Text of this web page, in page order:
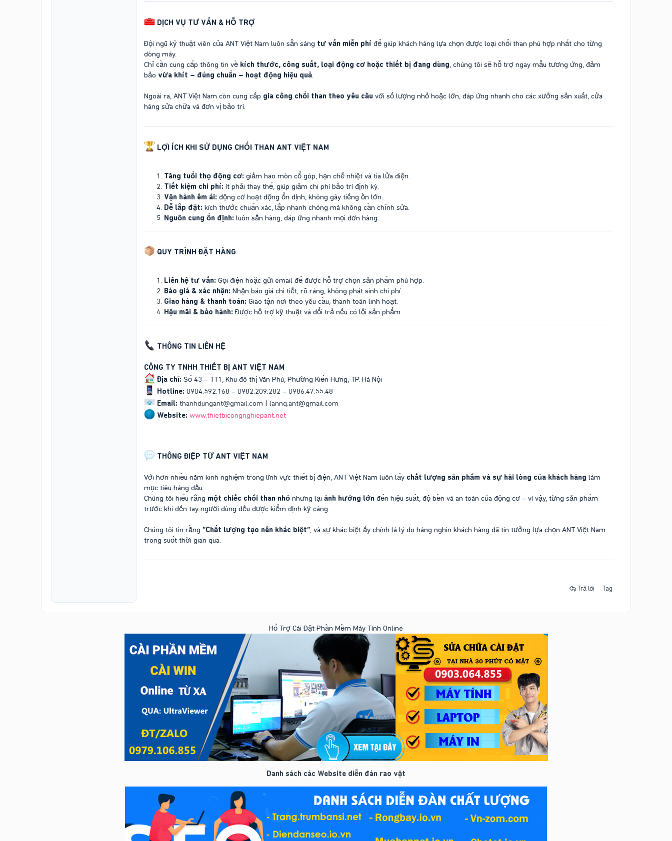
DỊCH VỤ TƯ VẤN & HỖ TRỢ
Đội ngũ kỹ thuật viên của ANT Việt Nam luôn sẵn sàng tư vấn miễn phí để giúp khách hàng lựa chọn được loại chổi than phù hợp nhất cho từng
dòng máy.
Chỉ cần cung cấp thông tin về kích thước, công suất, loại động cơ hoặc thiết bị đang dùng, chúng tôi sẽ hỗ trợ ngay mẫu tương ứng, đảm
bảo vừa khít – đúng chuẩn – hoạt động hiệu quả.
Ngoài ra, ANT Việt Nam còn cung cấp gia công chổi than theo yêu cầu với số lượng nhỏ hoặc lớn, đáp ứng nhanh cho các xưởng sản xuất, cửa
hàng sửa chữa và đơn vị bảo trì.
LỢI ÍCH KHI SỬ DỤNG CHỔI THAN ANT VIỆT NAM
Tăng tuổi thọ động cơ: giảm hao mòn cổ góp, hạn chế nhiệt và tia lửa điện.
Tiết kiệm chi phí: ít phải thay thế, giúp giảm chi phí bảo trì định kỳ.
Vận hành êm ái: động cơ hoạt động ổn định, không gây tiếng ồn lớn.
Dễ lắp đặt: kích thước chuẩn xác, lắp nhanh chóng mà không cần chỉnh sửa.
Nguồn cung ổn định: luôn sẵn hàng, đáp ứng nhanh mọi đơn hàng.
QUY TRÌNH ĐẶT HÀNG
Liên hệ tư vấn: Gọi điện hoặc gửi email để được hỗ trợ chọn sản phẩm phù hợp.
Báo giá & xác nhận: Nhận báo giá chi tiết, rõ ràng, không phát sinh chi phí.
Giao hàng & thanh toán: Giao tận nơi theo yêu cầu, thanh toán linh hoạt.
Hậu mãi & bảo hành: Được hỗ trợ kỹ thuật và đổi trả nếu có lỗi sản phẩm.
THÔNG TIN LIÊN HỆ
CÔNG TY TNHH THIẾT BỊ ANT VIỆT NAM
Địa chỉ: Số 43 – TT1, Khu đô thị Văn Phú, Phường Kiến Hưng, TP. Hà Nội
Hotline: 0904.592.168 – 0982.209.282 – 0986.47.55.48
Email: thanhdungant@gmail.com | lannq.ant@gmail.com
Website: www.thietbicongnghiepant.net
THÔNG ĐIỆP TỪ ANT VIỆT NAM
Với hơn nhiều năm kinh nghiệm trong lĩnh vực thiết bị điện, ANT Việt Nam luôn lấy chất lượng sản phẩm và sự hài lòng của khách hàng làm
mục tiêu hàng đầu.
Chúng tôi hiểu rằng một chiếc chổi than nhỏ nhưng lại ảnh hưởng lớn đến hiệu suất, độ bền và an toàn của động cơ – vì vậy, từng sản phẩm
trước khi đến tay người dùng đều được kiểm định kỹ càng.
Chúng tôi tin rằng “Chất lượng tạo nên khác biệt”, và sự khác biệt ấy chính là lý do hàng nghìn khách hàng đã tin tưởng lựa chọn ANT Việt Nam
trong suốt thời gian qua.
Trả lời Tag
Hổ Trợ Cài Đặt Phần Mềm Máy Tính Online
Danh sách các Website diễn đàn rao vặt